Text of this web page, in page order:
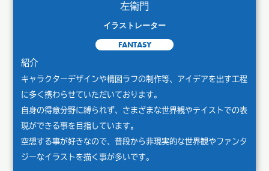
左衛門
イラストレーター
FANTASY
紹介
キャラクターデザインや構図ラフの制作等、アイデアを出す工程
に多く携わらせていただいております。
自身の得意分野に縛られず、さまざまな世界観やテイストでの表
現ができる事を目指しています。
空想する事が好きなので、普段から非現実的な世界観やファンタ
ジーなイラストを描く事が多いです。